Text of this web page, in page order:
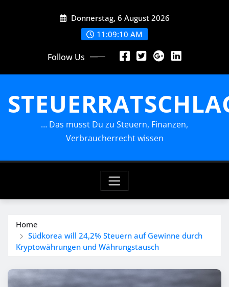
Donnerstag, 6 August 2026
11:09:11 AM
Follow Us
… Das musst Du zu Steuern, Finanzen,
Verbraucherrecht wissen
Home
Südkorea will 24,2% Steuern auf Gewinne durch
Kryptowährungen und Währungstausch